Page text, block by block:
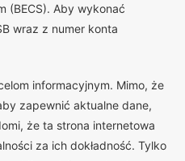
(BECS). Aby wykonać
wraz z numer konta
informacyjnym. Mimo, że
zapewnić aktualne dane,
że ta strona internetowa
za ich dokładność. Tylko